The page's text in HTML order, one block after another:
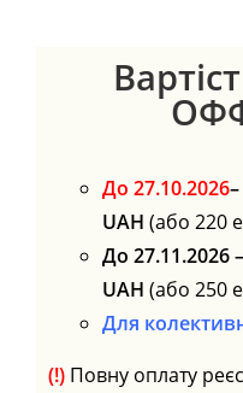
До 27.10.2026
UAH (або 220
До 27.11.2026 –
UAH (або 250
Для
(!) Повну оплату